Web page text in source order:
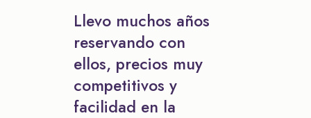
Llevo muchos años
reservando con
ellos, precios muy
competitivos y
facilidad en la